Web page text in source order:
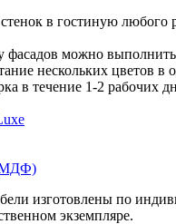
в гостиную любого
фасадов можно
нескольких цветов в
в течение 1-2 рабочих
изготовлены по
экземпляре.